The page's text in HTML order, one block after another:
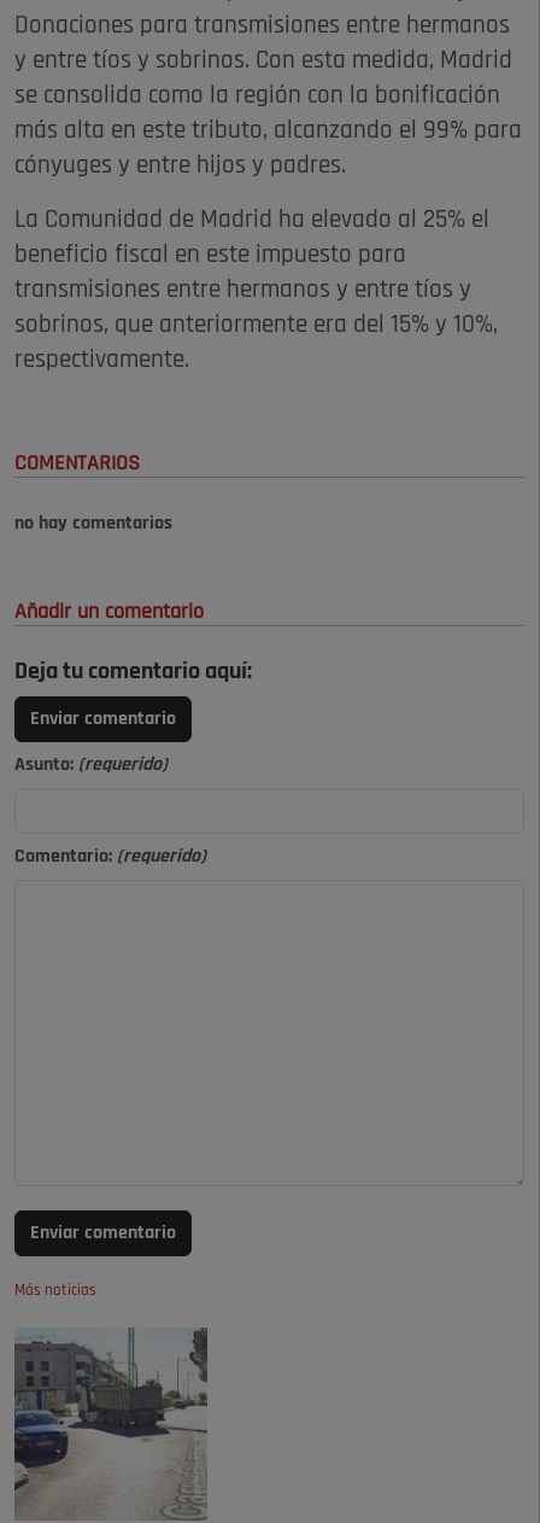
Donaciones para transmisiones entre hermanos
y entre tíos y sobrinos. Con esta medida, Madrid
se consolida como la región con la bonificación
más alta en este tributo, alcanzando el 99% para
cónyuges y entre hijos y padres.
La Comunidad de Madrid ha elevado al 25% el
beneficio fiscal en este impuesto para
transmisiones entre hermanos y entre tíos y
sobrinos, que anteriormente era del 15% y 10%,
respectivamente.
COMENTARIOS
no hay comentarios
Añadir un comentario
Deja tu comentario aquí:
Enviar comentario
Asunto: (requerido)
Comentario: (requerido)
Enviar comentario
Más noticias